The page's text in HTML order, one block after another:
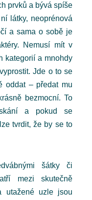
prvků a bývá spíše
látky, neoprénová
a sama o sobě je
Nemusí mít v
kategorií a mnohdy
Jde o to se
oddat – předat mu
bezmocní. To
a pokud se
tvrdit, že by se to
šátky či
mezi skutečně
utažené uzle jsou